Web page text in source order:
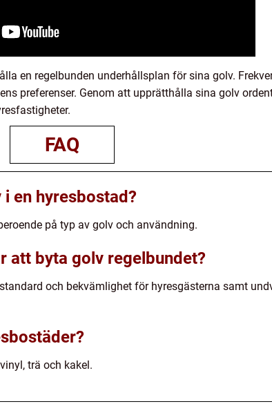
en regelbunden underhållsplan för sina golv.
preferenser. Genom att upprätthålla sina golv
FAQ
en hyresbostad?
på typ av golv och användning.
att byta golv regelbundet?
och bekvämlighet för hyresgästerna samt
trä och kakel.